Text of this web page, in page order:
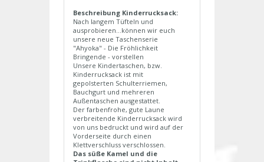
Beschreibung Kinderrucksack:
Nach langem Tüfteln und
ausprobieren...können wir euch
unsere neue Taschenserie
"Ahyoka" - Die Fröhlichkeit
Bringende - vorstellen
Unsere Kindertaschen, bzw.
Kinderrucksack ist mit
gepolsterten Schulterriemen,
Bauchgurt und mehreren
Außentaschen ausgestattet.
Der farbenfrohe, gute Laune
verbreitende Kinderrucksack wird
von uns bedruckt und wird auf der
Vorderseite durch einen
Klettverschluss verschlossen.
Das süße Kamel und die